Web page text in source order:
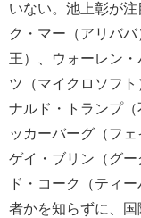
いない。池上彰が
ク・マー（アリバ
王）、ウォーレン
ツ（マイクロソフ
ナルド・トランプ
ッカーバーグ（フ
ゲイ・ブリン（グ
ド・コーク（ティ
者かを知らずに、国